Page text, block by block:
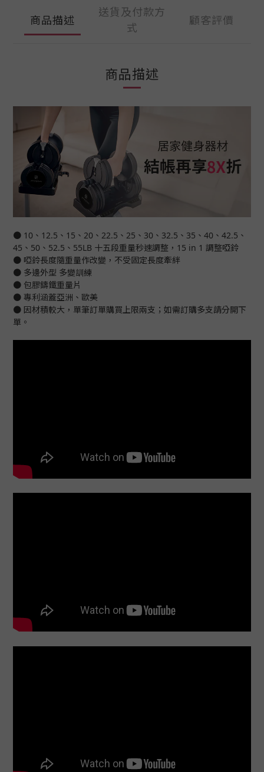
商品描述
送貨及付款方
式
顧客評價
商品描述
● 10、12.5、15、20、22.5、25、30、32.5、35、40、42.5、
45、50、52.5、55LB 十五段重量秒速調整，15 in 1 調整啞鈴
● 啞鈴長度隨重量作改變，不受固定長度牽絆
● 多邊外型 多變訓練
● 包膠鑄鐵重量片
● 專利涵蓋亞洲、歐美
● 因材積較大，單筆訂單購買上限兩支；如需訂購多支請分開下
單。